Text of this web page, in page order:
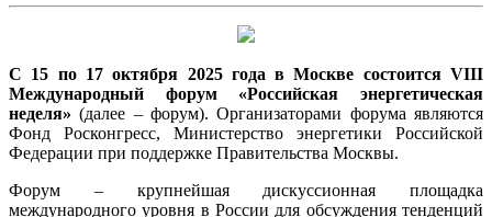
С 15 по 17 октября 2025 года в Москве состоится VIII
Международный форум «Российская энергетическая
неделя» (далее – форум). Организаторами форума являются
Фонд Росконгресс, Министерство энергетики Российской
Федерации при поддержке Правительства Москвы.
Форум – крупнейшая дискуссионная площадка
международного уровня в России для обсуждения тенденций